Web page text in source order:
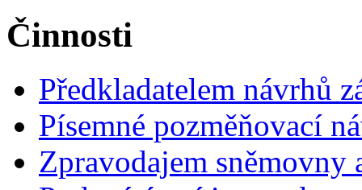
Činnosti
Předkladatelem návrhů
Písemné pozměňovací
Zpravodajem